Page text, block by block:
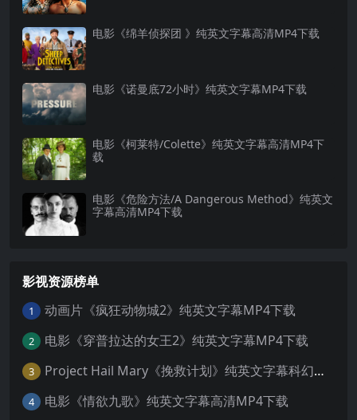
电影《绵羊侦探团 》纯英文字幕高清MP4下载
电影《诺曼底72小时》纯英文字幕MP4下载
电影《柯莱特/Colette》纯英文字幕高清MP4下
载
电影《危险方法/A Dangerous Method》纯英文
字幕高清MP4下载
影视资源榜单
1 动画片《疯狂动物城2》纯英文字幕MP4下载
2 电影《穿普拉达的女王2》纯英文字幕MP4下载
3 Project Hail Mary《挽救计划》纯英文字幕科幻电影MP4下载
4 电影《情欲九歌》纯英文字幕高清MP4下载